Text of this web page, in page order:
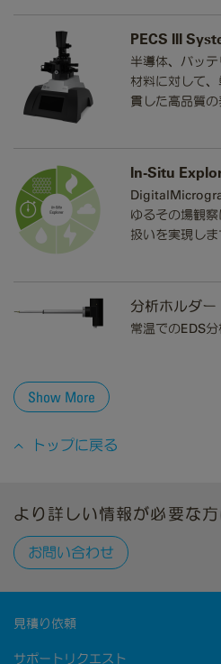
PECS III
半導体、バッ
材料に対して
貫した高品質の
In-Situ
ゆるその場観
扱いを実現しま
分析ホルダー
常温でのEDS
Show More
トップに戻る
より詳しい情報が必要な
お問い合わせ
見積り依頼
サポートリクエスト